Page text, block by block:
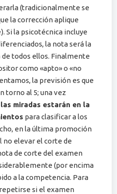
(tradicionalmente se
la corrección aplique
Si la psicotécnica incluye
la nota será la
de todos ellos​. Finalmente
como «apto» o «no
la previsión es que
torno al 5; una vez
miradas estarán en la
para clasificar a los
en la última promoción
no elevar el corte de
de corte del examen
(por encima
a la competencia​. Para
si el examen